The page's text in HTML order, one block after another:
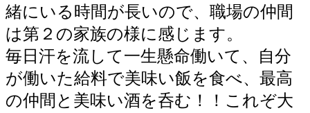
緒にいる時間が長いので、職場の仲間
は第２の家族の様に感じます。
毎日汗を流して一生懸命働いて、自分
が働いた給料で美味い飯を食べ、最高
の仲間と美味い酒を呑む！！これぞ大